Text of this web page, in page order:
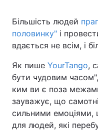
Головна
Україна
Економіка
Спорт
Техно і зв'язок
Більшість людей
половинку" і
вдається не всім, і
Як пише YourTango,
бути чудовим
ким ви є поза
зауважує, що
сильними емоціями,
для людей, які